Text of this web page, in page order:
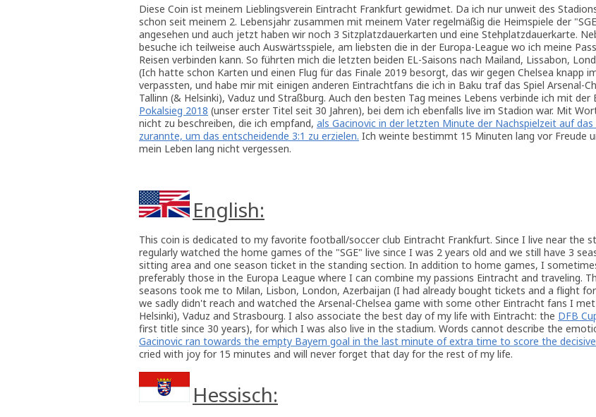
Diese Coin ist meinem Lieblingsverein Eintracht Frankfurt gewidmet. Da ich nur unweit des
schon seit meinem 2. Lebensjahr zusammen mit meinem Vater regelmäßig die Heimspiele der
angesehen und auch jetzt haben wir noch 3 Sitzplatzdauerkarten und eine Stehplatzdauerkarte.
besuche ich teilweise auch Auswärtsspiele, am liebsten die in der Europa-League wo ich meine
Reisen verbinden kann. So führten mich die letzten beiden EL-Saisons nach Mailand, Lissabon,
(Ich hatte schon Karten und einen Flug für das Finale 2019 besorgt, das wir gegen Chelsea knapp
verpassten, und habe mir mit einigen anderen Eintrachtfans die ich in Baku traf das Spiel Arsenal-
Tallinn (& Helsinki), Vaduz und Straßburg. Auch den besten Tag meines Lebens verbinde ich mit der
Pokalsieg 2018 (unser erster Titel seit 30 Jahren), bei dem ich ebenfalls live im Stadion war. Mit
nicht zu beschreiben, die ich empfand, als Gacinovic in der letzten Minute der Nachspielzeit auf
zurannte, um das entscheidende 3:1 zu erzielen. Ich weinte bestimmt 15 Minuten lang vor Freude
mein Leben lang nicht vergessen.
English:
This coin is dedicated to my favorite football/soccer club Eintracht Frankfurt. Since I live near the
regularly watched the home games of the "SGE" live since I was 2 years old and we still have 3
sitting area and one season ticket in the standing section. In addition to home games, I
preferably those in the Europa League where I can combine my passions Eintracht and traveling.
seasons took me to Milan, Lisbon, London, Azerbaijan (I had already bought tickets and a flight
we sadly didn't reach and watched the Arsenal-Chelsea game with some other Eintracht fans I
Helsinki), Vaduz and Strasbourg. I also associate the best day of my life with Eintracht: the DFB
first title since 30 years), for which I was also live in the stadium. Words cannot describe the
Gacinovic ran towards the empty Bayern goal in the last minute of extra time to score the decisive
cried with joy for 15 minutes and will never forget that day for the rest of my life.
Hessisch: